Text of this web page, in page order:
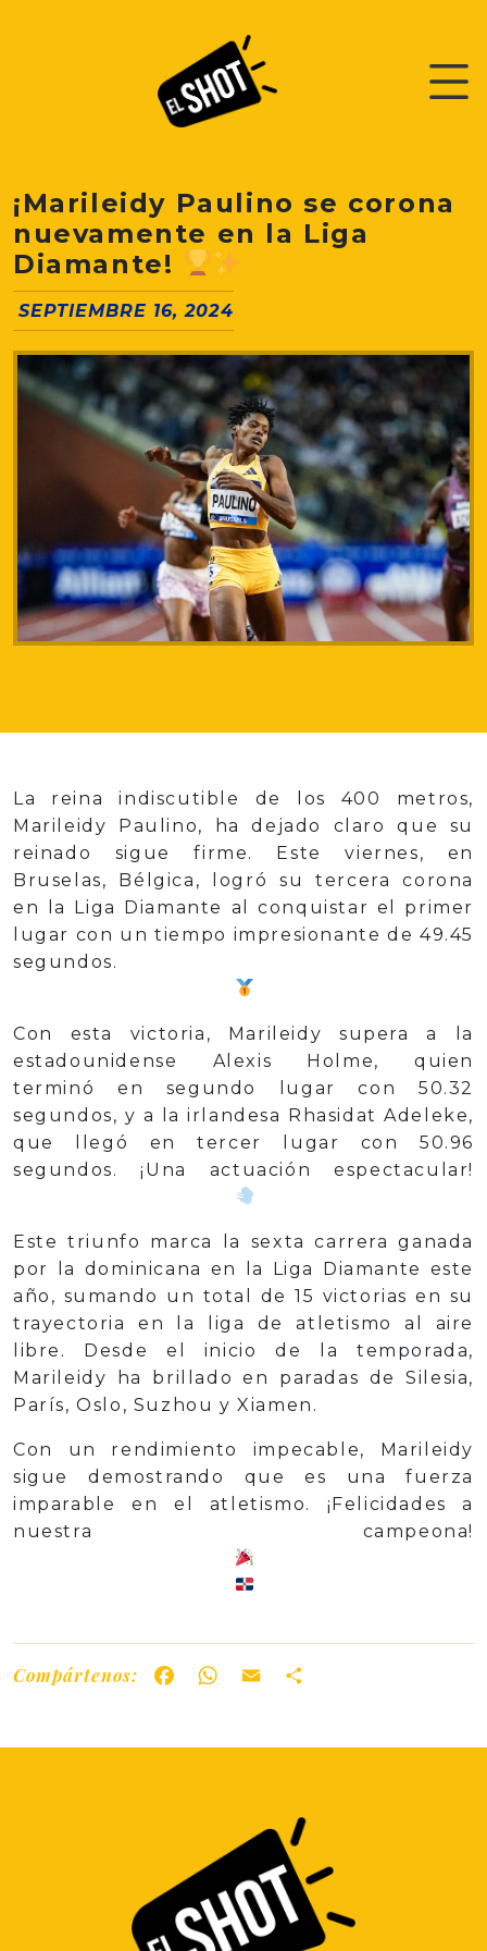
¡Marileidy Paulino se corona
nuevamente en la Liga
Diamante!
SEPTIEMBRE 16, 2024
La reina indiscutible de los 400 metros,
Marileidy Paulino, ha dejado claro que su
reinado sigue firme. Este viernes, en
Bruselas, Bélgica, logró su tercera corona
en la Liga Diamante al conquistar el primer
lugar con un tiempo impresionante de 49.45
segundos.
Con esta victoria, Marileidy supera a la
estadounidense Alexis Holme, quien
terminó en segundo lugar con 50.32
segundos, y a la irlandesa Rhasidat Adeleke,
que llegó en tercer lugar con 50.96
segundos. ¡Una actuación espectacular!
Este triunfo marca la sexta carrera ganada
por la dominicana en la Liga Diamante este
año, sumando un total de 15 victorias en su
trayectoria en la liga de atletismo al aire
libre. Desde el inicio de la temporada,
Marileidy ha brillado en paradas de Silesia,
París, Oslo, Suzhou y Xiamen.
Con un rendimiento impecable, Marileidy
sigue demostrando que es una fuerza
imparable en el atletismo. ¡Felicidades a
nuestra campeona!
Compártenos: FacebookWhatsApp
Email